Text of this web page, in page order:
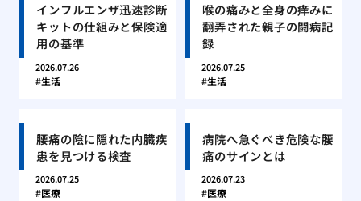
インフルエンザ迅速診断
キットの仕組みと保険適
用の基準
2026.07.26
生活
喉の痛みと全身の痒みに
翻弄された親子の闘病記
録
2026.07.25
生活
腰痛の陰に隠れた内臓疾
患を見つける検査
2026.07.25
医療
病院へ急ぐべき危険な腰
痛のサインとは
2026.07.23
医療